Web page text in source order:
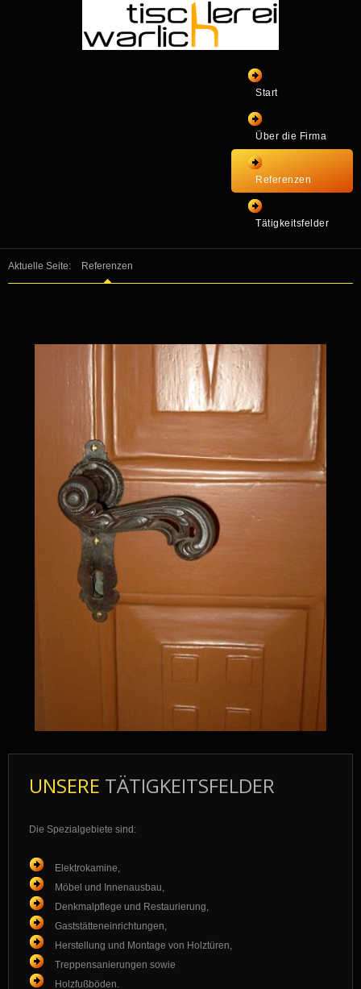
Start
Über die Firma
Referenzen
Tätigkeitsfelder
Aktuelle Seite: Referenzen
UNSERE TÄTIGKEITSFELDER
Die Spezialgebiete sind:
Elektrokamine,
Möbel und Innenausbau,
Denkmalpflege und Restaurierung,
Gaststätteneinrichtungen,
Herstellung und Montage von Holztüren,
Treppensanierungen sowie
Holzfußböden.